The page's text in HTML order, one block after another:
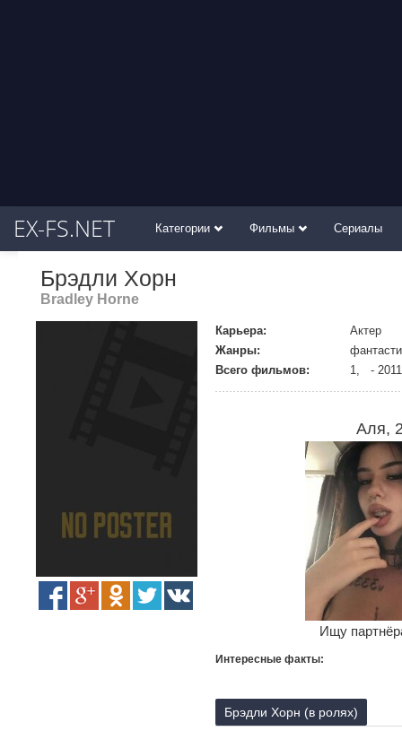
EX-FS.NET Категории Фильмы Сериалы
Брэдли Хорн
Bradley Horne
Карьера:
Актер
Жанры:
Всего фильмов:
1, - 2011
Аля,
Ищу
Интересные факты:
Брэдли Хорн (в ролях)